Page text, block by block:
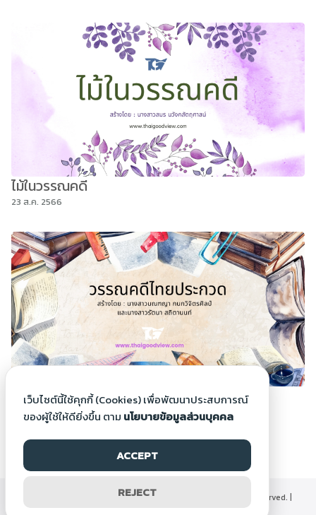
ไม้ในวรรณคดี
23 ส.ค. 2566
วรรณคดีไทยประกวด
23 ก.ค. 2566
2 …
©2000-2026 Thaigoodview.com, All rights reserved. |
เว็บไซต์นี้ใช้คุกกี้ (Cookies) เพื่อพัฒนาประสบการณ์
ของผู้ใช้ให้ดียิ่งขึ้น ตาม นโยบายข้อมูลส่วนบุคคล
ACCEPT
REJECT